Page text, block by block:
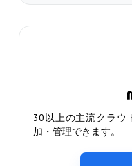
30以上の主流クラウ
加・管理できます。